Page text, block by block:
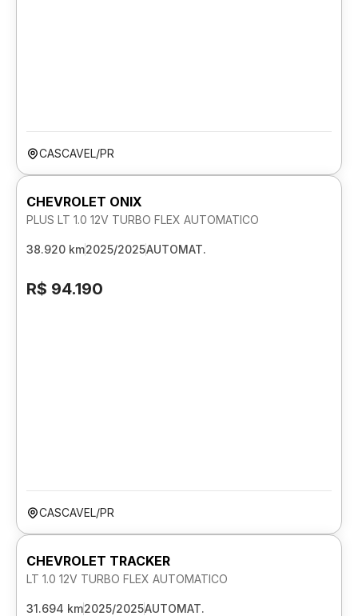
CASCAVEL/PR
CHEVROLET ONIX
PLUS LT 1.0 12V TURBO FLEX AUTOMATICO
38.920 km2025/2025AUTOMAT.
R$ 94.190
CASCAVEL/PR
CHEVROLET TRACKER
LT 1.0 12V TURBO FLEX AUTOMATICO
31.694 km2025/2025AUTOMAT.